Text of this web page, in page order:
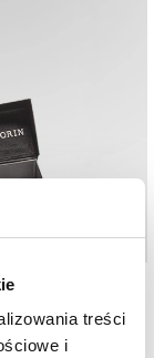
treści
i